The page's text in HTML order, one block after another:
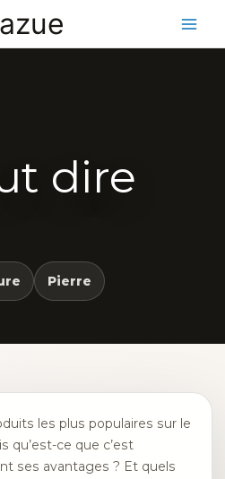
dire
Pierre
les plus populaires sur le
qu’est-ce que c’est
ses avantages ? Et quels